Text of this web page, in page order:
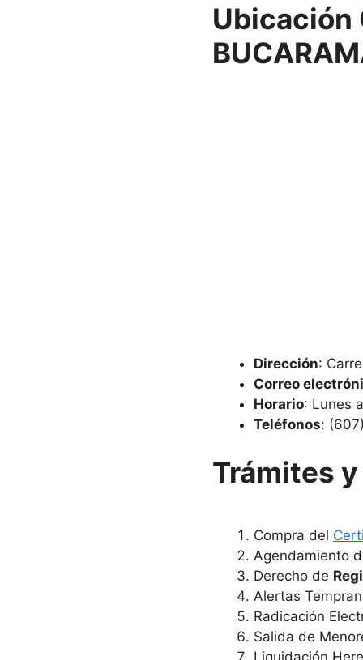
Ubicación
Dirección:
Correo
Horario: Lunes
Teléfonos:
Trámites
Compra del
Agendamiento
Derecho de
Alertas
Radicación
Salida de
Liquidación